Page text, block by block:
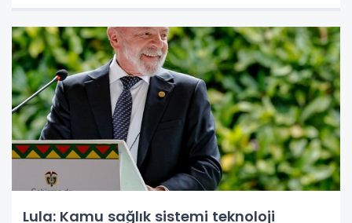
Lula: Kamu sağlık sistemi teknoloji